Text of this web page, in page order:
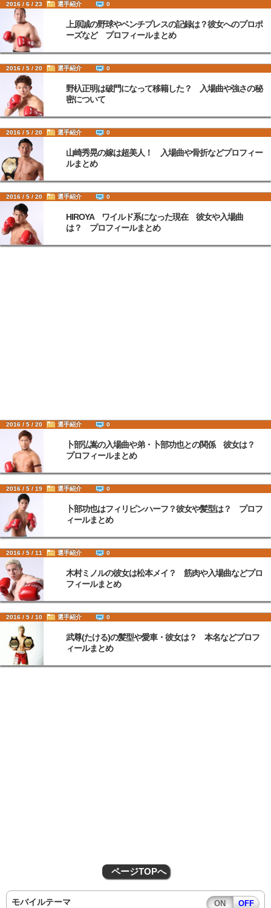
2016 / 6 / 23 選手紹介 0
上原誠の野球やベンチプレスの記録は？彼女へのプロポ
ーズなど プロフィールまとめ
2016 / 5 / 20 選手紹介 0
野杁正明は破門になって移籍した？ 入場曲や強さの秘
密について
2016 / 5 / 20 選手紹介 0
山崎秀晃の嫁は超美人！ 入場曲や骨折などプロフィー
ルまとめ
2016 / 5 / 20 選手紹介 0
HIROYA ワイルド系になった現在 彼女や入場曲
は？ プロフィールまとめ
2016 / 5 / 20 選手紹介 0
卜部弘嵩の入場曲や弟・卜部功也との関係 彼女は？
プロフィールまとめ
2016 / 5 / 19 選手紹介 0
卜部功也はフィリピンハーフ？彼女や髪型は？ プロフ
ィールまとめ
2016 / 5 / 11 選手紹介 0
木村ミノルの彼女は松本メイ？ 筋肉や入場曲などプロ
フィールまとめ
2016 / 5 / 10 選手紹介 0
武尊(たける)の髪型や愛車・彼女は？ 本名などプロフ
ィールまとめ
ページTOPへ
モバイルテーマ ON OFF